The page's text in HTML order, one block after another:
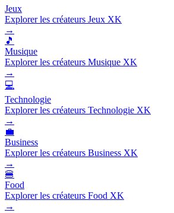
Jeux
Explorer les créateurs Jeux XK
→
🎵
Musique
Explorer les créateurs Musique XK
→
💻
Technologie
Explorer les créateurs Technologie XK
→
💼
Business
Explorer les créateurs Business XK
→
🍔
Food
Explorer les créateurs Food XK
→